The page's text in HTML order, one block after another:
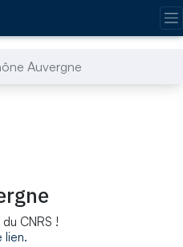
Auvergne
CNRS !
lien.